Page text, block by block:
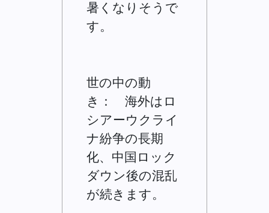
暑くなりそうで
す。
世の中の動
き： 海外はロ
シアーウクライ
ナ紛争の長期
化、中国ロック
ダウン後の混乱
が続きます。